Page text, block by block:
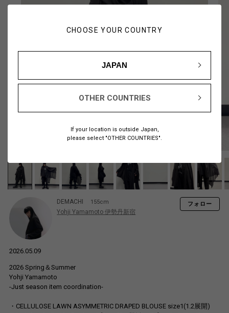
CHOOSE YOUR COUNTRY
JAPAN
OTHER COUNTRIES
If your location is outside Japan,
please select "OTHER COUNTRIES".
DEMACHI 155cm
Yohji Yamamoto 伊勢丹新宿
フォロー
2026.05.09
2026 Spring＆Summer
Yohji Yamamoto
-Just season item coordination-
・CELLULOSE LAWN ASYMMETRIC DRAPED BLOUSE size1(1.2展開)